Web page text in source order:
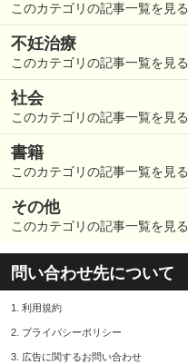
このカテゴリの記事一覧を見る
不妊治療
このカテゴリの記事一覧を見る
社会
このカテゴリの記事一覧を見る
書籍
このカテゴリの記事一覧を見る
その他
このカテゴリの記事一覧を見る
問い合わせ先について
1. 利用規約
2. プライバシーポリシー
3. 広告に関するお問い合わせ